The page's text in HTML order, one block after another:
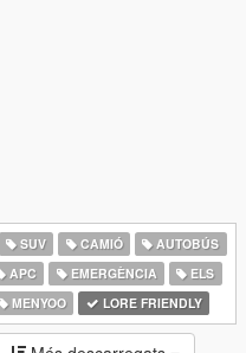
SUV CAMIÓ
AUTOBÚS
APC EMERGÈNCIA
ELS
MENYOO LORE FRIENDLY